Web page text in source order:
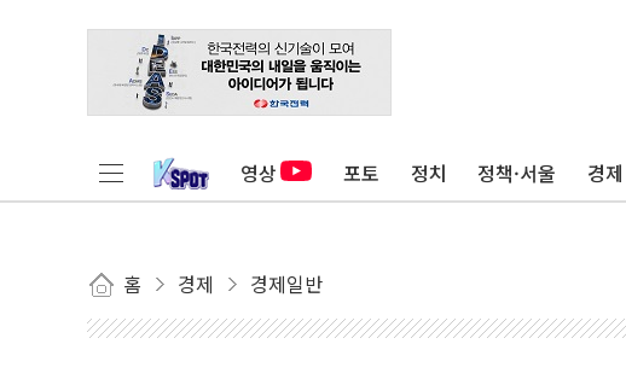
영상 포토 정치 정책·서울 경제
홈 경제 경제일반